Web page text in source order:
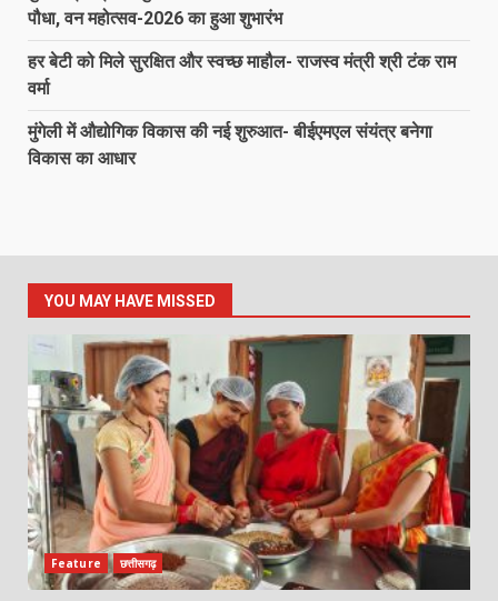
पौधा, वन महोत्सव-2026 का हुआ शुभारंभ
हर बेटी को मिले सुरक्षित और स्वच्छ माहौल- राजस्व मंत्री श्री टंक राम
वर्मा
मुंगेली में औद्योगिक विकास की नई शुरुआत- बीईएमएल संयंत्र बनेगा
विकास का आधार
YOU MAY HAVE MISSED
Feature छत्तीसगढ़